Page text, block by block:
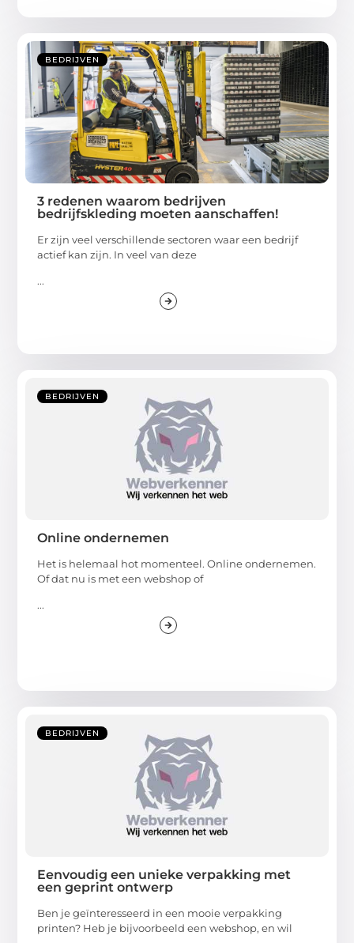
BEDRIJVEN
3 redenen waarom bedrijven
bedrijfskleding moeten aanschaffen!
Er zijn veel verschillende sectoren waar een bedrijf
actief kan zijn. In veel van deze
...
BEDRIJVEN
Online ondernemen
Het is helemaal hot momenteel. Online ondernemen.
Of dat nu is met een webshop of
...
BEDRIJVEN
Eenvoudig een unieke verpakking met
een geprint ontwerp
Ben je geïnteresseerd in een mooie verpakking
printen? Heb je bijvoorbeeld een webshop, en wil